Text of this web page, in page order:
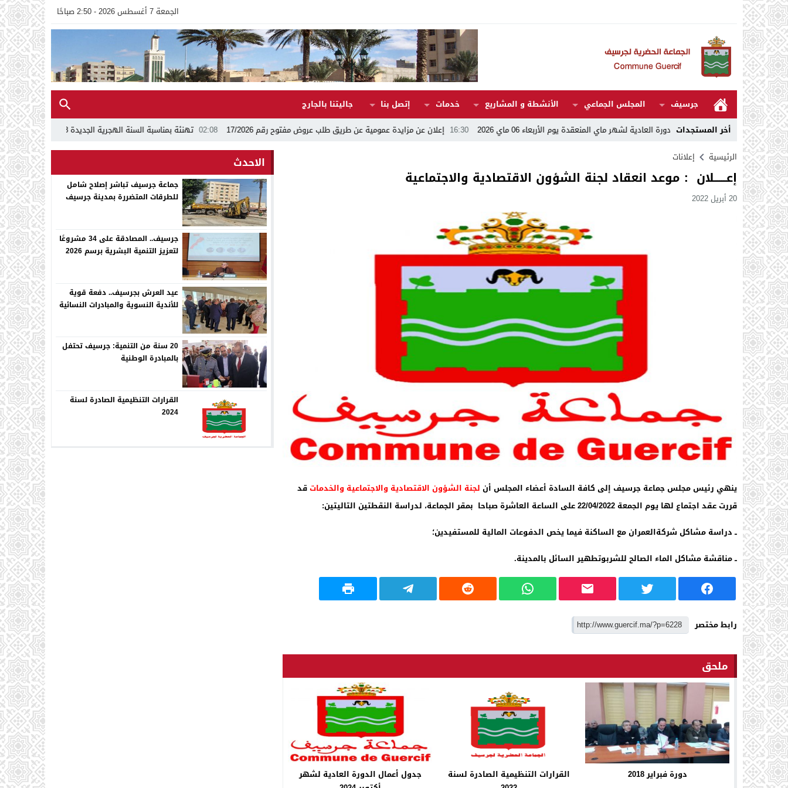
الجمعة 7 أغسطس 2026 - 2:50 صباحًا
جرسيف المجلس الجماعي الأنشطة و المشاريع خدمات إتصل بنا
جاليتنا بالجارج
أخر المستجدات
27
14:07 مقررات الدورة العادية لشهر ماي المنعقدة يوم الأربعاء 06 ماي 2026 16:30 إعلان عن مزايدة عمومية عن طريق طلب عروض مفتوح رقم 17/2026 02:08 تهنئة بمناسبة السنة الهجرية الجديدة 1448ه 13:24
اجتماع
الرئيسية
إعلانات
إعـــــــلان : موعد انعقاد لجنة الشؤون الاقتصادية والاجتماعية
20 أبريل 2022
ينهي رئيس مجلس جماعة جرسيف إلى كافة السادة أعضاء المجلس أن لجنة الشؤون الاقتصادية والاجتماعية والخدماتقد
قررت عقد اجتماع لها يوم الجمعة 22/04/2022 على الساعة العاشرة صباحا بمقر الجماعة، لدراسة النقطتين التاليتين:
ــدراسة مشاكل شركةالعمران مع الساكنة فيما يخص الدفوعات المالية للمستفيدين؛
ــمناقشة مشاكل الماء الصالح للشربوتطهير السائل بالمدينة.
رابط مختصر
ملحق
دورة فبراير 2018
القرارات التنظيمية الصادرة لسنة
جدول أعمال الدورة العادية لشهر
الاحدث
جماعة جرسيف تباشر إصلاح شامل
للطرقات المتضررة بمدينة جرسيف
جرسيف.. المصادقة على 34 مشروعًا
لتعزيز التنمية البشرية برسم 2026
عيد العرش بجرسيف.. دفعة قوية
للأندية النسوية والمبادرات النسائية
20 سنة من التنمية: جرسيف تحتفل
بالمبادرة الوطنية
القرارات التنظيمية الصادرة لسنة
2024